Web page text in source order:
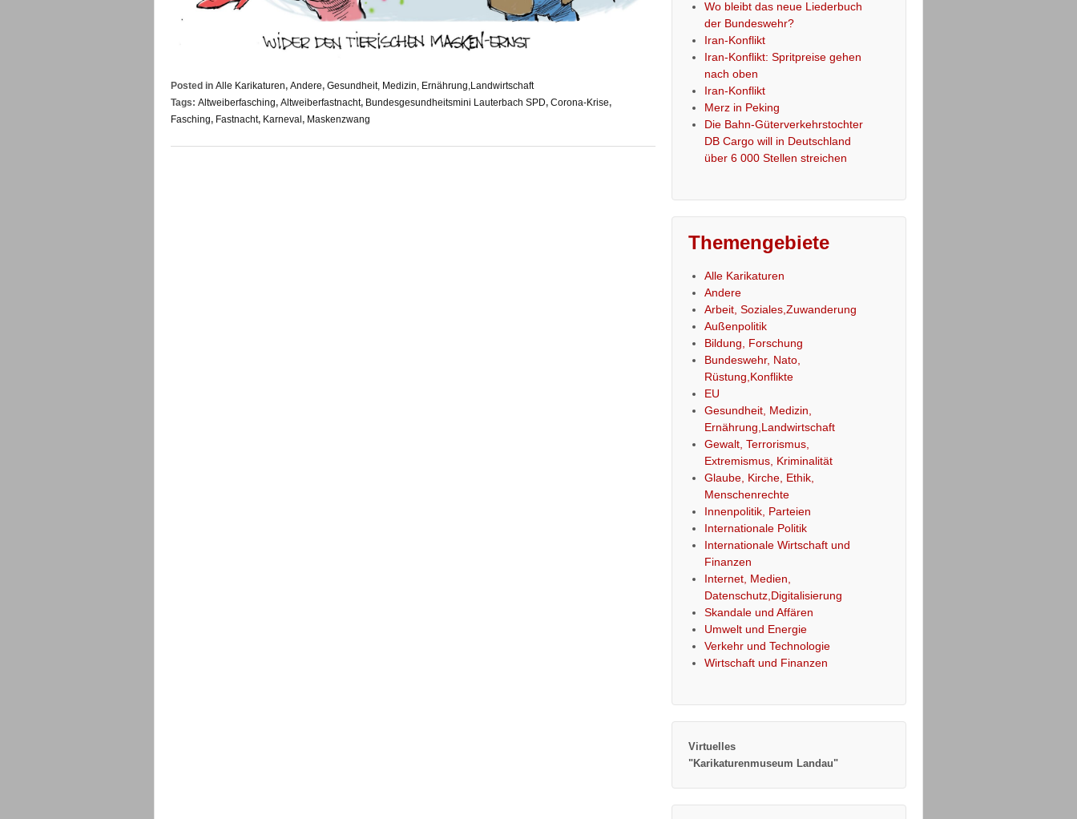
Posted in Alle Karikaturen, Andere, Gesundheit, Medizin, Ernährung,Landwirtschaft
Tags: Altweiberfasching, Altweiberfastnacht, Bundesgesundheitsmini Lauterbach SPD, Corona-Krise,
Fasching, Fastnacht, Karneval, Maskenzwang
Wo bleibt das neue Liederbuch
der Bundeswehr?
Iran-Konflikt
Iran-Konflikt: Spritpreise gehen
nach oben
Iran-Konflikt
Merz in Peking
Die Bahn-Güterverkehrstochter
DB Cargo will in Deutschland
über 6 000 Stellen streichen
Themengebiete
Alle Karikaturen
Andere
Arbeit, Soziales,Zuwanderung
Außenpolitik
Bildung, Forschung
Bundeswehr, Nato,
Rüstung,Konflikte
EU
Gesundheit, Medizin,
Ernährung,Landwirtschaft
Gewalt, Terrorismus,
Extremismus, Kriminalität
Glaube, Kirche, Ethik,
Menschenrechte
Innenpolitik, Parteien
Internationale Politik
Internationale Wirtschaft und
Finanzen
Internet, Medien,
Datenschutz,Digitalisierung
Skandale und Affären
Umwelt und Energie
Verkehr und Technologie
Wirtschaft und Finanzen
Virtuelles
"Karikaturenmuseum Landau"